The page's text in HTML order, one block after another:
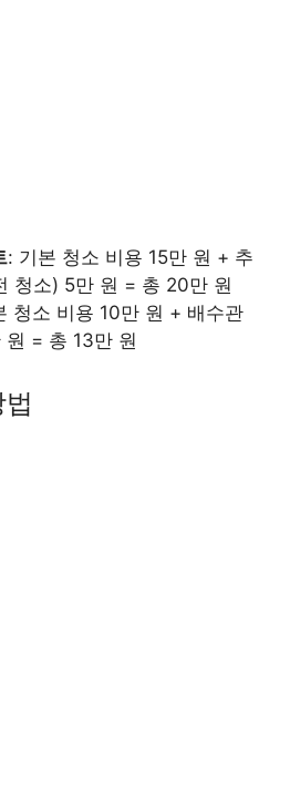
: 기본 청소 비용 15만 원 + 추
청소) 5만 원 = 총 20만 원
청소 비용 10만 원 + 배수관
= 총 13만 원